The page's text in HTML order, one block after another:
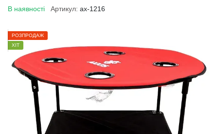
В наявності Артикул: ax-1216
РОЗПРОДАЖ
ХІТ